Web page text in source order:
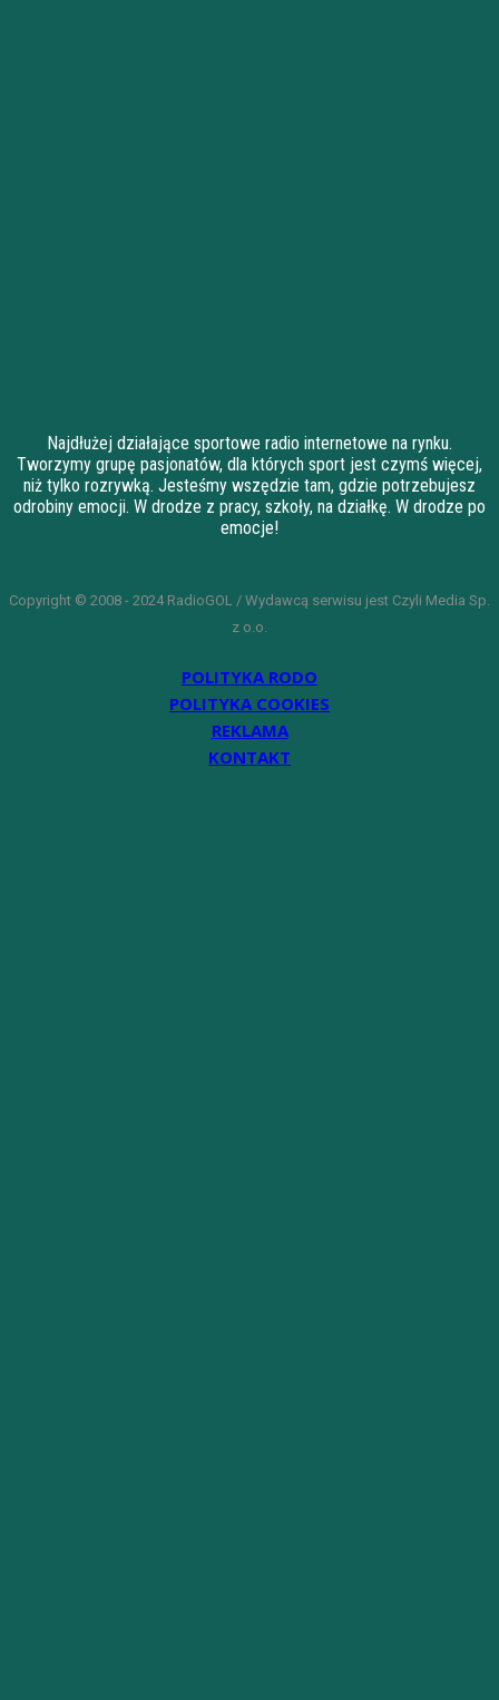
Najdłużej działające sportowe radio internetowe na rynku.
Tworzymy grupę pasjonatów, dla których sport jest czymś więcej,
niż tylko rozrywką. Jesteśmy wszędzie tam, gdzie potrzebujesz
odrobiny emocji. W drodze z pracy, szkoły, na działkę. W drodze po
emocje!
Copyright © 2008 - 2024 RadioGOL / Wydawcą serwisu jest Czyli Media Sp.
z o.o.
POLITYKA RODO
POLITYKA COOKIES
REKLAMA
KONTAKT